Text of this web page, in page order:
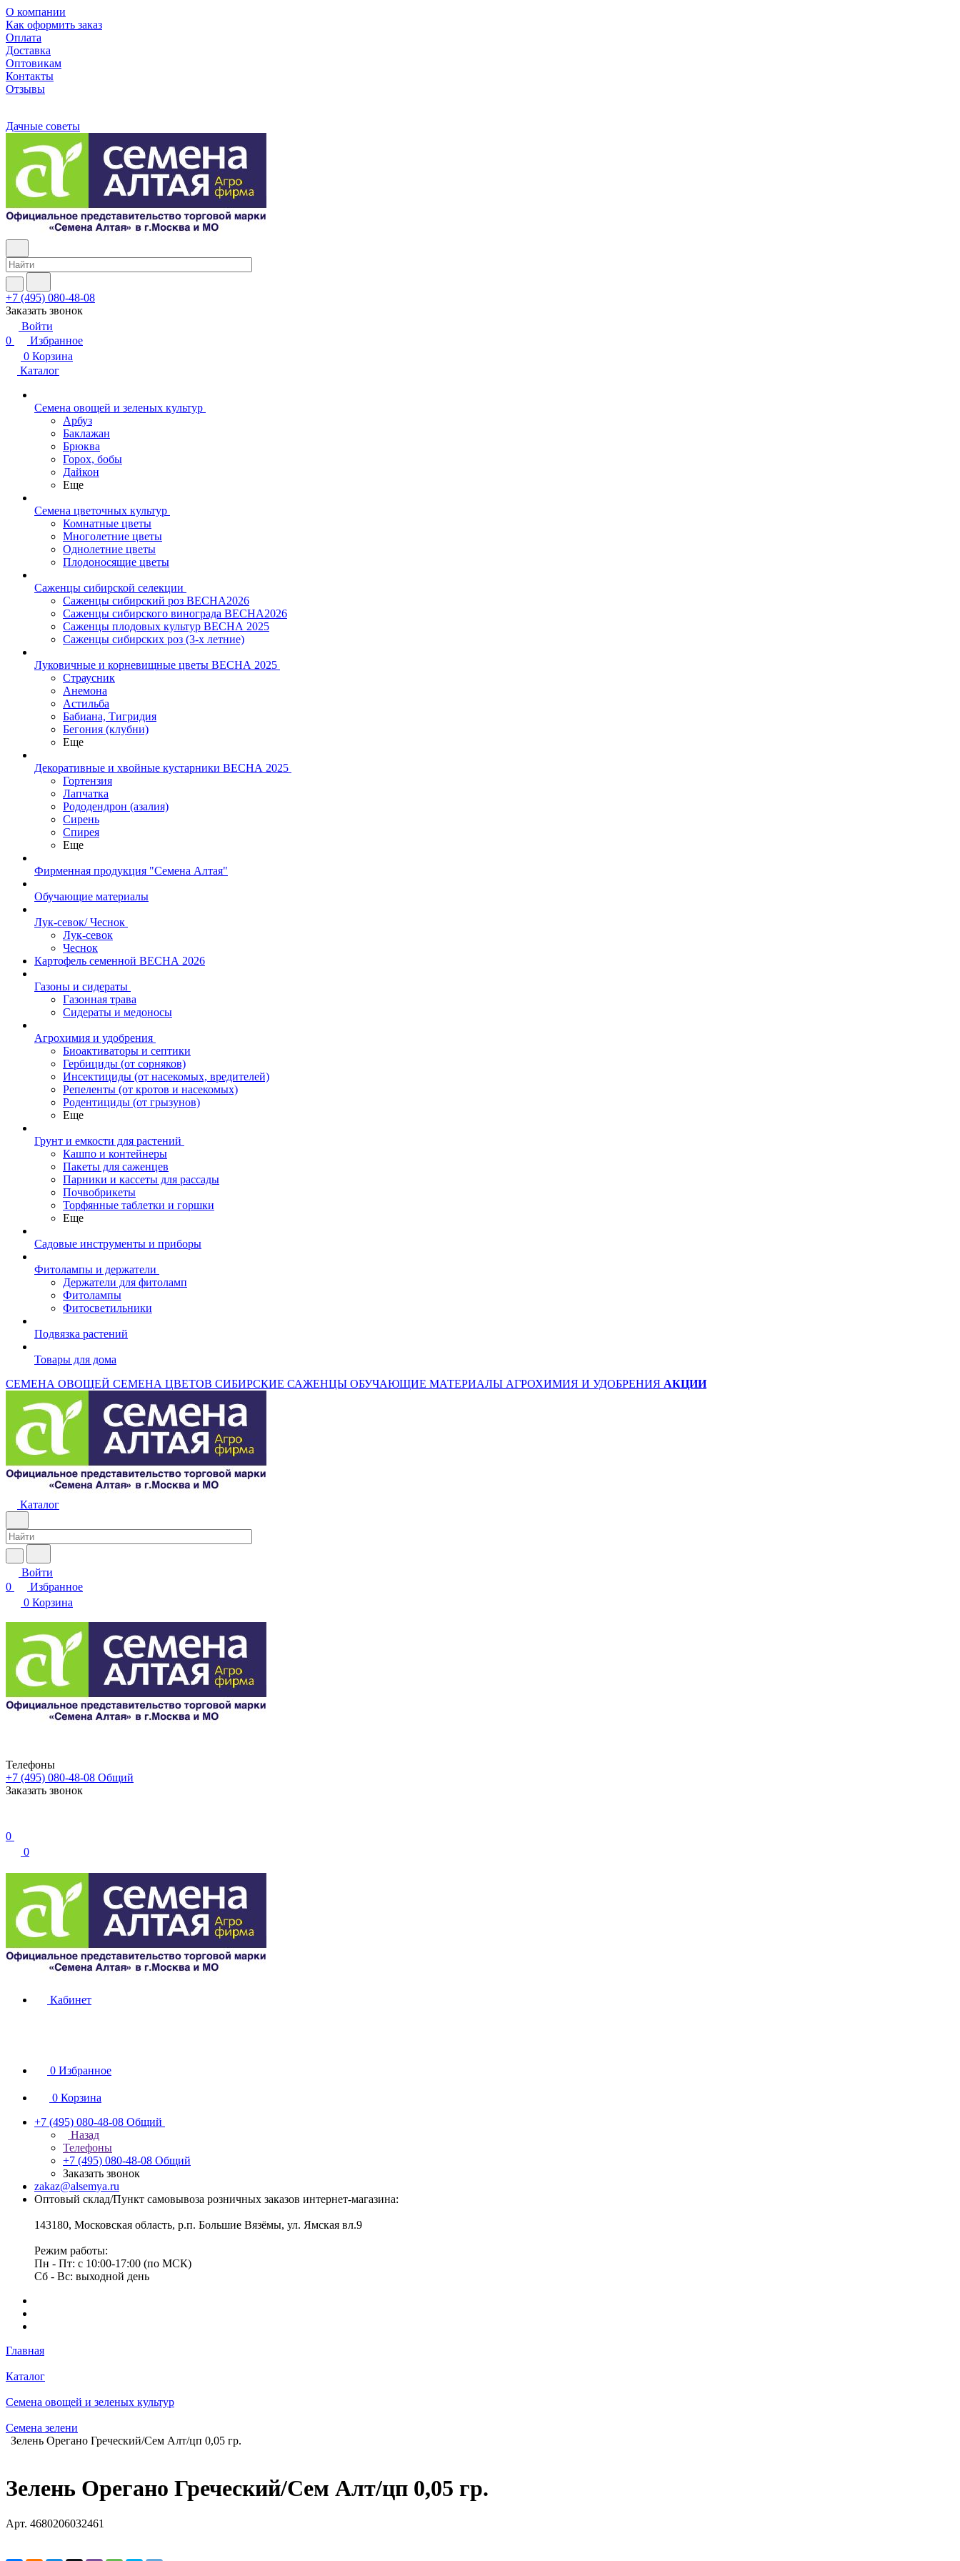
О компании
Как оформить заказ
Оплата
Доставка
Оптовикам
Контакты
Отзывы
Дачные советы
+7 (495) 080-48-08
Заказать звонок
Войти
0
Избранное
0 Корзина
Каталог
Семена овощей и зеленых культур
Арбуз
Баклажан
Брюква
Горох, бобы
Дайкон
Еще
Семена цветочных культур
Комнатные цветы
Многолетние цветы
Однолетние цветы
Плодоносящие цветы
Саженцы сибирской селекции
Саженцы сибирский роз ВЕСНА2026
Саженцы сибирского винограда ВЕСНА2026
Саженцы плодовых культур ВЕСНА 2025
Саженцы сибирских роз (3-х летние)
Луковичные и корневищные цветы ВЕСНА 2025
Страусник
Анемона
Астильба
Бабиана, Тигридия
Бегония (клубни)
Еще
Декоративные и хвойные кустарники ВЕСНА 2025
Гортензия
Лапчатка
Рододендрон (азалия)
Сирень
Спирея
Еще
Фирменная продукция "Семена Алтая"
Обучающие материалы
Лук-севок/ Чеснок
Лук-севок
Чеснок
Картофель семенной ВЕСНА 2026
Газоны и сидераты
Газонная трава
Сидераты и медоносы
Агрохимия и удобрения
Биоактиваторы и септики
Гербициды (от сорняков)
Инсектициды (от насекомых, вредителей)
Репеленты (от кротов и насекомых)
Родентициды (от грызунов)
Еще
Грунт и емкости для растений
Кашпо и контейнеры
Пакеты для саженцев
Парники и кассеты для рассады
Почвобрикеты
Торфянные таблетки и горшки
Еще
Садовые инструменты и приборы
Фитолампы и держатели
Держатели для фитоламп
Фитолампы
Фитосветильники
Подвязка растений
Товары для дома
СЕМЕНА ОВОЩЕЙ СЕМЕНА ЦВЕТОВ СИБИРСКИЕ САЖЕНЦЫ ОБУЧАЮЩИЕ МАТЕРИАЛЫ АГРОХИМИЯ И УДОБРЕНИЯ АКЦИИ
Каталог
Войти
0
Избранное
0 Корзина
Телефоны
+7 (495) 080-48-08 Общий
Заказать звонок
0
0
Кабинет
0 Избранное
0 Корзина
+7 (495) 080-48-08 Общий
Назад
Телефоны
+7 (495) 080-48-08 Общий
Заказать звонок
zakaz@alsemya.ru
Оптовый склад/Пункт самовывоза розничных заказов интернет-магазина:
143180, Московская область, р.п. Большие Вязёмы, ул. Ямская вл.9
Режим работы:
Пн - Пт: с 10:00-17:00 (по МСК)
Сб - Вс: выходной день
Главная
Каталог
Семена овощей и зеленых культур
Семена зелени
Зелень Орегано Греческий/Сем Алт/цп 0,05 гр.
Зелень Орегано Греческий/Сем Алт/цп 0,05 гр.
Арт. 4680206032461